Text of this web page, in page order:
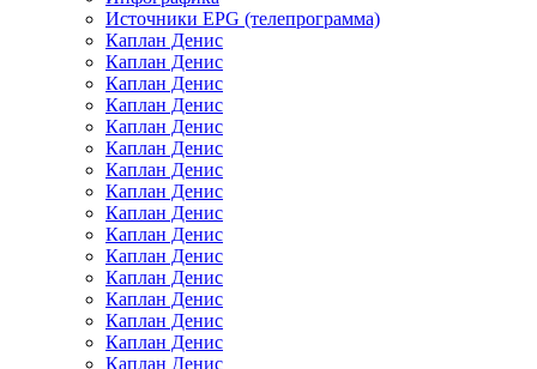
Источники EPG (телепрограмма)
Каплан Денис
Каплан Денис
Каплан Денис
Каплан Денис
Каплан Денис
Каплан Денис
Каплан Денис
Каплан Денис
Каплан Денис
Каплан Денис
Каплан Денис
Каплан Денис
Каплан Денис
Каплан Денис
Каплан Денис
Каплан Денис